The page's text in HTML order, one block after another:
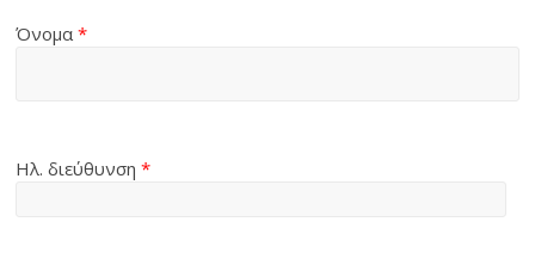
Όνομα*
Ηλ. διεύθυνση*